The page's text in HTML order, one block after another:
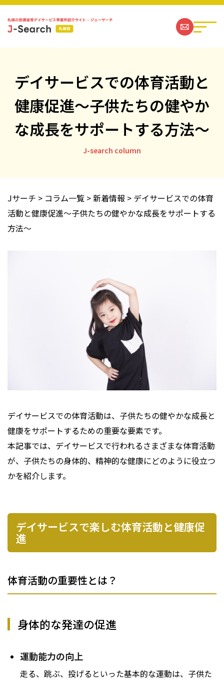
札幌の放課後等デイサービス事業所一覧
ジェーサーチコラム一覧
運営社情報
デイサービスでの体育活動と
健康促進～子供たちの健やか
な成長をサポートする方法～
J-search column
Jサーチ > コラム一覧 >新着情報 > デイサービスでの体育
活動と健康促進～子供たちの健やかな成長をサポートする
方法～
デイサービスでの体育活動は、子供たちの健やかな成長と
健康をサポートするための重要な要素です。
本記事では、デイサービスで行われるさまざまな体育活動
が、子供たちの身体的、精神的な健康にどのように役立つ
かを紹介します。
デイサービスで楽しむ体育活動と健康促
進
体育活動の重要性とは？
身体的な発達の促進
運動能力の向上
走る、跳ぶ、投げるといった基本的な運動は、子供た